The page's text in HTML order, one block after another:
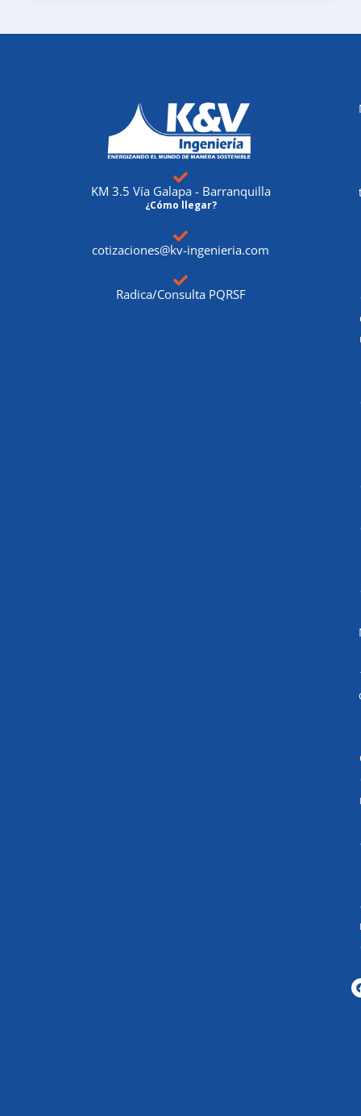
KM 3.5 Vía Galapa - Barranquilla
¿Cómo llegar?
cotizaciones@kv-ingenieria.com
Radica/Consulta PQRSF